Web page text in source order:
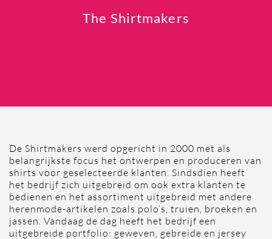
The Shirtmakers
De Shirtmakers werd opgericht in 2000 met als
belangrijkste focus het ontwerpen en produceren van
shirts voor geselecteerde klanten. Sindsdien heeft
het bedrijf zich uitgebreid om ook extra klanten te
bedienen en het assortiment uitgebreid met andere
herenmode-artikelen zoals polo’s, truien, broeken en
jassen. Vandaag de dag heeft het bedrijf een
uitgebreide portfolio: geweven, gebreide en jersey